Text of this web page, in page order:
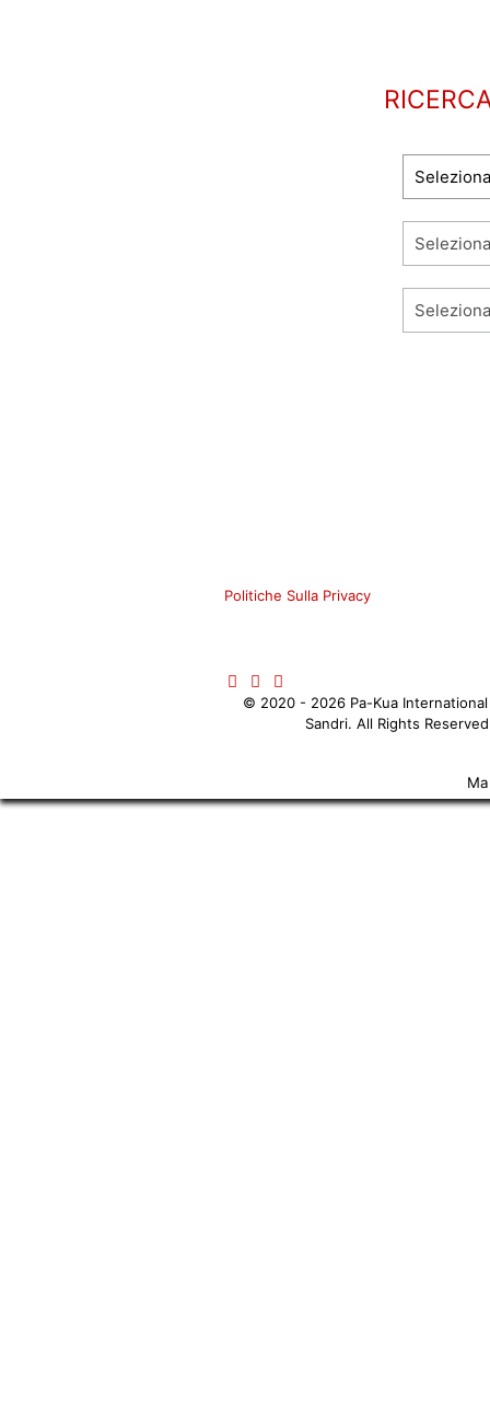
Politiche Sulla Privacy
©️ 2020 - 2026 Pa-Kua
Sandri. All Rights